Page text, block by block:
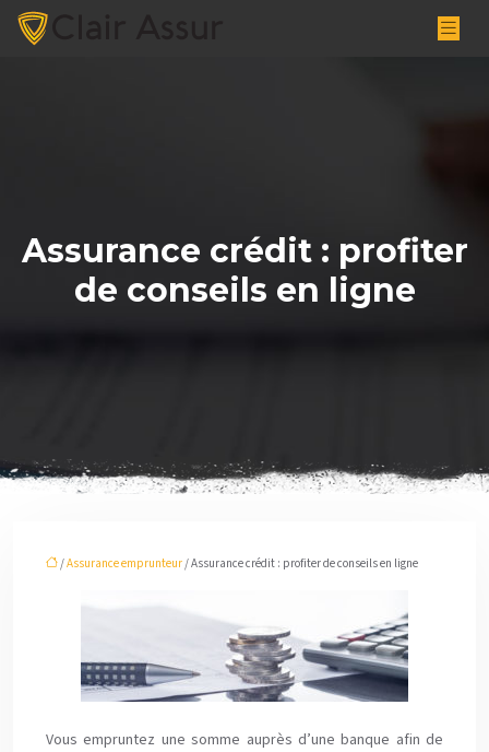
Assurance crédit : profiter
de conseils en ligne
/Assurance emprunteur/ Assurance crédit : profiter de conseils en ligne
Vous empruntez une somme auprès d’une banque afin de